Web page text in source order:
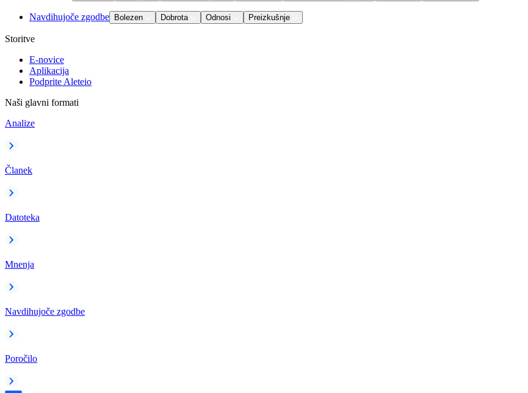
Navdihujoče zgodbe Bolezen Dobrota Odnosi Preizkušnje
Storitve
E-novice
Aplikacija
Podprite Aleteio
Naši glavni formati
Analize
Članek
Datoteka
Mnenja
Navdihujoče zgodbe
Poročilo